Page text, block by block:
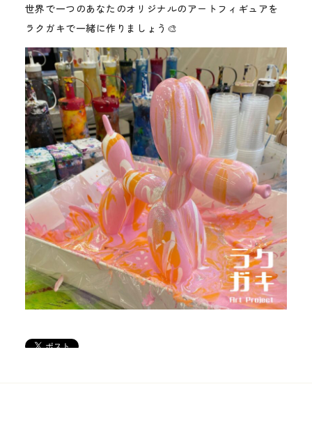
世界で一つのあなたのオリジナルのアートフィギュアを
ラクガキで一緒に作りましょう🎨